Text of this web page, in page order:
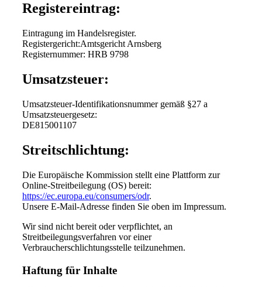
Registereintrag:
Eintragung im Handelsregister.
Registergericht:Amtsgericht Arnsberg
Registernummer: HRB 9798
Umsatzsteuer:
Umsatzsteuer-Identifikationsnummer gemäß §27 a
Umsatzsteuergesetz:
DE815001107
Streitschlichtung:
Die Europäische Kommission stellt eine Plattform zur
Online-Streitbeilegung (OS) bereit:
https://ec.europa.eu/consumers/odr.
Unsere E-Mail-Adresse finden Sie oben im Impressum.
Wir sind nicht bereit oder verpflichtet, an
Streitbeilegungsverfahren vor einer
Verbraucherschlichtungsstelle teilzunehmen.
Haftung für Inhalte